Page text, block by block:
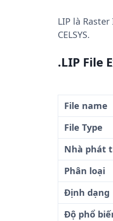
LIP là
CELSYS.
.LIP File
File name
File Type
Nhà phát
Phân loại
Định dạng
Độ phổ